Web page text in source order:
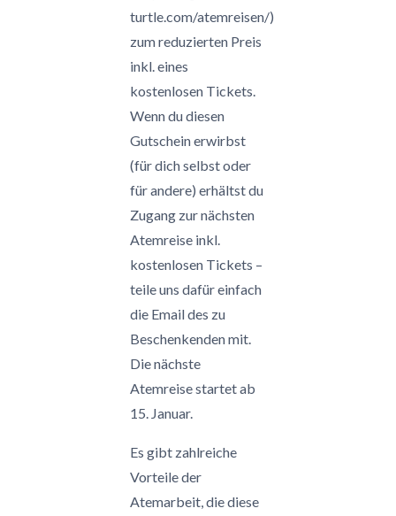
turtle.com/atemreisen/)
zum reduzierten Preis
inkl. eines
kostenlosen Tickets.
Wenn du diesen
Gutschein erwirbst
(für dich selbst oder
für andere) erhältst du
Zugang zur nächsten
Atemreise inkl.
kostenlosen Tickets –
teile uns dafür einfach
die Email des zu
Beschenkenden mit.
Die nächste
Atemreise startet ab
15. Januar.
Es gibt zahlreiche
Vorteile der
Atemarbeit, die diese